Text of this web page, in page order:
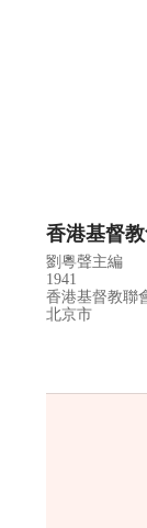
香港基督
劉粵聲主編
1941
香港基督教聯
北京市